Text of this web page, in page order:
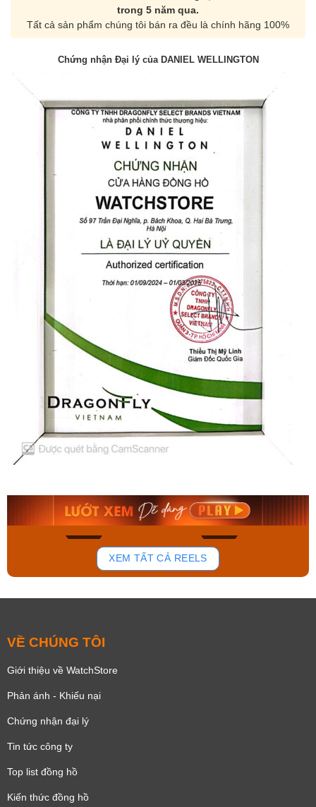
trong 5 năm qua.
Tất cả sản phẩm chúng tôi bán ra đều là chính hãng 100%
Chứng nhận Đại lý của DANIEL WELLINGTON
194
Mua ngay Mua ngay
XEM TẤT CẢ REELS
VỀ CHÚNG TÔI
Giới thiệu về WatchStore
Phản ánh - Khiếu nại
Chứng nhận đại lý
Tin tức công ty
Top list đồng hồ
Kiến thức đồng hồ